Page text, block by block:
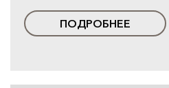
ПОДРОБНЕЕ